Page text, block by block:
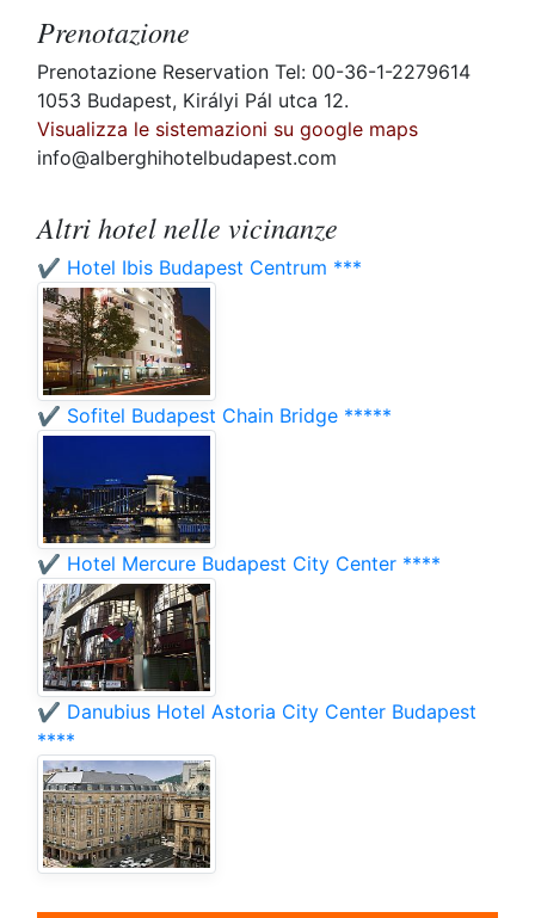
Prenotazione
Prenotazione Reservation Tel: 00-36-1-2279614
1053 Budapest, Királyi Pál utca 12.
Visualizza le sistemazioni su google maps
info@alberghihotelbudapest.com
Altri hotel nelle vicinanze
✔️ Hotel Ibis Budapest Centrum ***
✔️ Sofitel Budapest Chain Bridge *****
✔️ Hotel Mercure Budapest City Center ****
✔️ Danubius Hotel Astoria City Center Budapest
****